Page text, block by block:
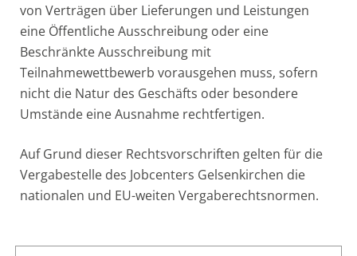
von Verträgen über Lieferungen und Leistungen
eine Öffentliche Ausschreibung oder eine
Beschränkte Ausschreibung mit
Teilnahmewettbewerb vorausgehen muss, sofern
nicht die Natur des Geschäfts oder besondere
Umstände eine Ausnahme rechtfertigen.
Auf Grund dieser Rechtsvorschriften gelten für die
Vergabestelle des Jobcenters Gelsenkirchen die
nationalen und EU-weiten Vergaberechtsnormen.